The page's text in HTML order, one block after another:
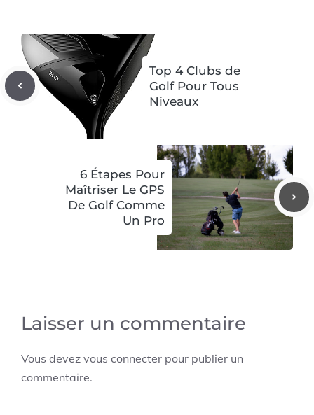
Top 4 Clubs de
Golf Pour Tous
Niveaux
6 Étapes Pour
Maîtriser Le GPS
De Golf Comme
Un Pro
Laisser un commentaire
Vous devez vous connecter pour publier un
commentaire.